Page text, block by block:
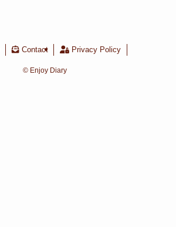
Contact Privacy Policy
©Enjoy Diary